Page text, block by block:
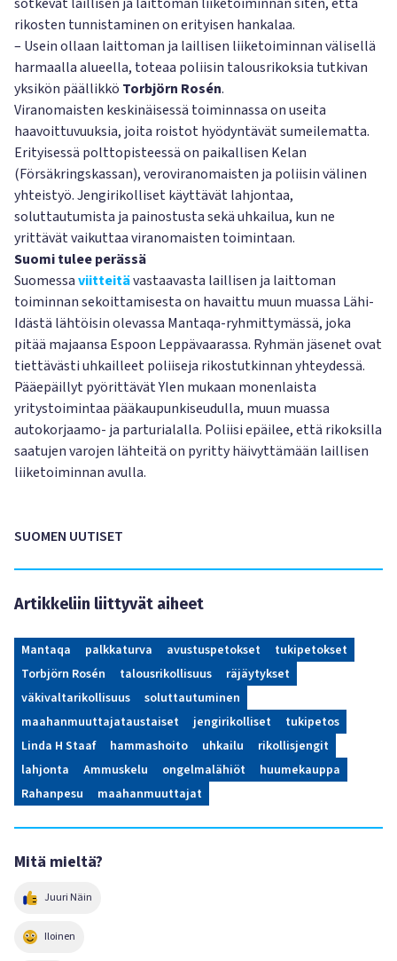
rikosten tunnistaminen on erityisen hankalaa.
– Usein ollaan laittoman ja laillisen liiketoiminnan välisellä
harmaalla alueella, toteaa poliisin talousrikoksia tutkivan
yksikön päällikkö Torbjörn Rosén.
Viranomaisten keskinäisessä toiminnassa on useita
haavoittuvuuksia, joita roistot hyödyntävät sumeilematta.
Erityisessä polttopisteessä on paikallisen Kelan
(Försäkringskassan), veroviranomaisten ja poliisin välinen
yhteistyö. Jengirikolliset käyttävät lahjontaa,
soluttautumista ja painostusta sekä uhkailua, kun ne
yrittävät vaikuttaa viranomaisten toimintaan.
Suomi tulee perässä
Suomessaviitteitävastaavasta laillisen ja laittoman
toiminnan sekoittamisesta on havaittu muun muassa Lähi-
Idästä lähtöisin olevassa Mantaqa-ryhmittymässä, joka
pitää majaansa Espoon Leppävaarassa. Ryhmän jäsenet ovat
tiettävästi uhkailleet poliiseja rikostutkinnan yhteydessä.
Pääepäillyt pyörittävät Ylen mukaan monenlaista
yritystoimintaa pääkaupunkiseudulla, muun muassa
autokorjaamo- ja parturialalla. Poliisi epäilee, että rikoksilla
saatujen varojen lähteitä on pyritty häivyttämään laillisen
liiketoiminnan avulla.
SUOMEN UUTISET
Artikkeliin liittyvät aiheet
Mantaqa palkkaturva avustuspetokset
tukipetokset
Torbjörn Rosén
talousrikollisuus
räjäytykset
väkivaltarikollisuus
soluttautuminen
maahanmuuttajataustaiset
jengirikolliset
tukipetos
Linda H Staaf
hammashoito uhkailu
rikollisjengit
lahjonta
Ammuskelu ongelmalähiöt
huumekauppa
Rahanpesu
maahanmuuttajat
Mitä mieltä?
Juuri Näin
Iloinen